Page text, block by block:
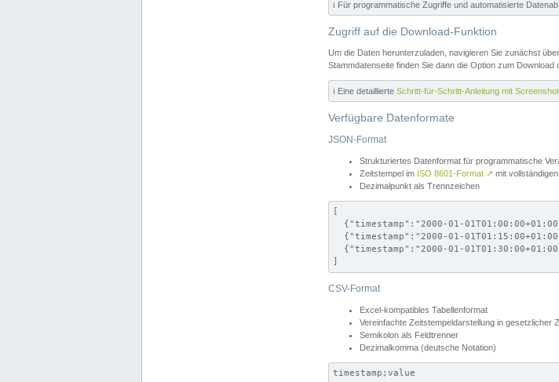
ℹ️ Für programmatische Zugriffe und automatisierte
Zugriff auf die Download-Funktion
Um die Daten herunterzuladen, navigieren Sie zunächst
Stammdatenseite finden Sie dann die Option zum
ℹ️ Eine detaillierte Schritt-für-Schritt-Anleitung mit
Verfügbare Datenformate
JSON-Format
Strukturiertes Datenformat für programmatische
Zeitstempel im ISO 8601-Format ↗ mit
Dezimalpunkt als Trennzeichen
[
{"timestamp":"2000-01-
{"timestamp":"2000-01-
{"timestamp":"2000-01-
]
CSV-Format
Excel-kompatibles Tabellenformat
Vereinfachte Zeitstempeldarstellung in gesetzlicher
Semikolon als Feldtrenner
Dezimalkomma (deutsche Notation)
timestamp;value